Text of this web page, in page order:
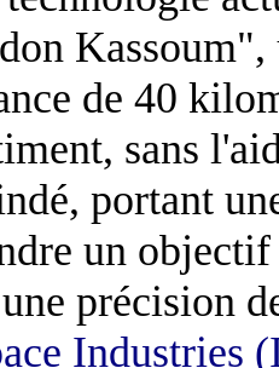
Kassoum",
de 40
sans
portant
un
précision
Industries